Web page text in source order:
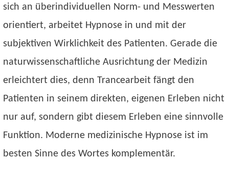
sich an überindividuellen Norm- und Messwerten
orientiert, arbeitet Hypnose in und mit der
subjektiven Wirklichkeit des Patienten. Gerade die
naturwissenschaftliche Ausrichtung der Medizin
erleichtert dies, denn Trancearbeit fängt den
Patienten in seinem direkten, eigenen Erleben nicht
nur auf, sondern gibt diesem Erleben eine sinnvolle
Funktion. Moderne medizinische Hypnose ist im
besten Sinne des Wortes komplementär.